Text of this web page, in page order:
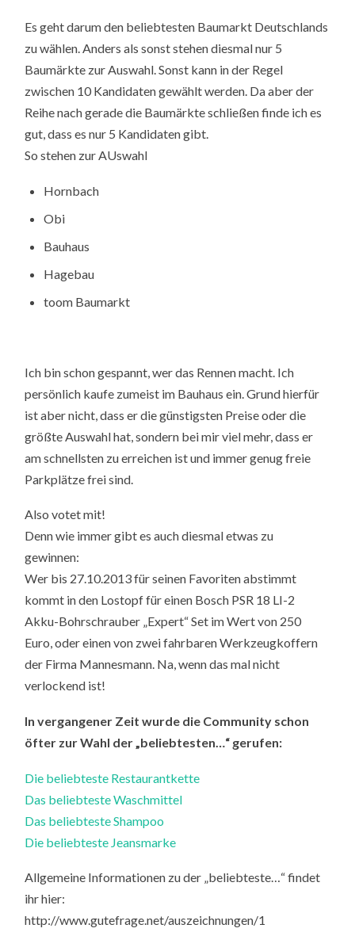
Es geht darum den beliebtesten Baumarkt Deutschlands
zu wählen. Anders als sonst stehen diesmal nur 5
Baumärkte zur Auswahl. Sonst kann in der Regel
zwischen 10 Kandidaten gewählt werden. Da aber der
Reihe nach gerade die Baumärkte schließen finde ich es
gut, dass es nur 5 Kandidaten gibt.
So stehen zur AUswahl
Hornbach
Obi
Bauhaus
Hagebau
toom Baumarkt
Ich bin schon gespannt, wer das Rennen macht. Ich
persönlich kaufe zumeist im Bauhaus ein. Grund hierfür
ist aber nicht, dass er die günstigsten Preise oder die
größte Auswahl hat, sondern bei mir viel mehr, dass er
am schnellsten zu erreichen ist und immer genug freie
Parkplätze frei sind.
Also votet mit!
Denn wie immer gibt es auch diesmal etwas zu
gewinnen:
Wer bis 27.10.2013 für seinen Favoriten abstimmt
kommt in den Lostopf für einen Bosch PSR 18 LI-2
Akku-Bohrschrauber „Expert“ Set im Wert von 250
Euro, oder einen von zwei fahrbaren Werkzeugkoffern
der Firma Mannesmann. Na, wenn das mal nicht
verlockend ist!
In vergangener Zeit wurde die Community schon
öfter zur Wahl der „beliebtesten…“ gerufen:
Die beliebteste Restaurantkette
Das beliebteste Waschmittel
Das beliebteste Shampoo
Die beliebteste Jeansmarke
Allgemeine Informationen zu der „beliebteste…“ findet
ihr hier:
http://www.gutefrage.net/auszeichnungen/1